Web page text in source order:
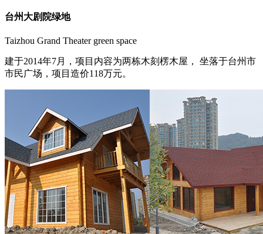
台州大剧院绿地
Taizhou Grand Theater green space
建于2014年7月，项目内容为两栋木刻楞木屋， 坐落于台州市
市民广场，项目造价118万元。